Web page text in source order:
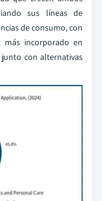
sus líneas de
de consumo, con
incorporado en
con alternativas